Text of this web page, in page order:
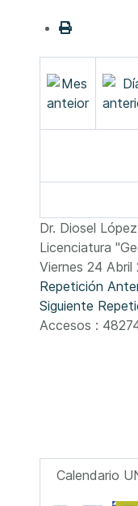
Dr. Diosel
Licenciatura
Viernes 24
Repetición
Siguiente
Accesos :
Calendario